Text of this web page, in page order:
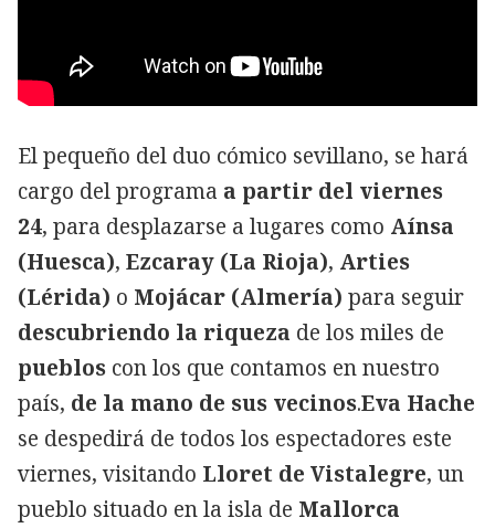
El pequeño del duo cómico sevillano, se hará
cargo del programa a partir del viernes
24, para desplazarse a lugares como Aínsa
(Huesca), Ezcaray (La Rioja), Arties
(Lérida) o Mojácar (Almería) para seguir
descubriendo la riqueza de los miles de
pueblos con los que contamos en nuestro
país, de la mano de sus vecinos.Eva Hache
se despedirá de todos los espectadores este
viernes, visitando Lloret de Vistalegre, un
pueblo situado en la isla de Mallorca